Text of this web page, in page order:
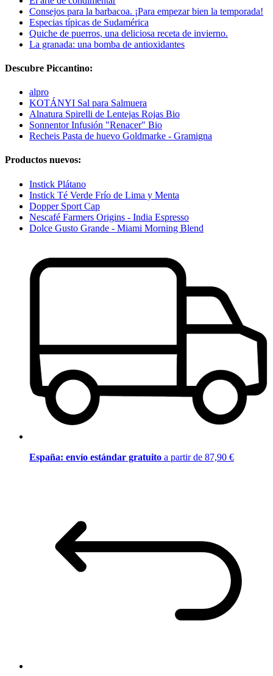
Consejos para la barbacoa. ¡Para empezar bien la temporada!
Especias típicas de Sudamérica
Quiche de puerros, una deliciosa receta de invierno.
La granada: una bomba de antioxidantes
Descubre Piccantino:
alpro
KOTÁNYI Sal para Salmuera
Alnatura Spirelli de Lentejas Rojas Bio
Sonnentor Infusión "Renacer" Bio
Recheis Pasta de huevo Goldmarke - Gramigna
Productos nuevos:
Instick Plátano
Instick Té Verde Frío de Lima y Menta
Dopper Sport Cap
Nescafé Farmers Origins - India Espresso
Dolce Gusto Grande - Miami Morning Blend
España: envío estándar gratuito a partir de 87,90 €